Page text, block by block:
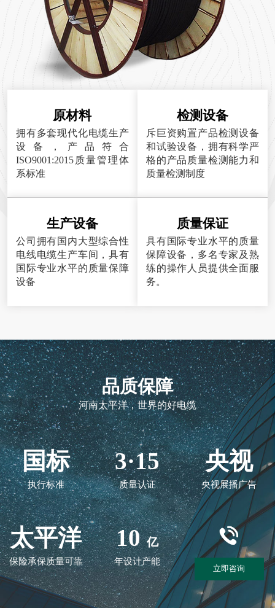
原材料
拥有多套现代化电缆生产
设备，产品符合
ISO9001:2015质量管理体
系标准
检测设备
斥巨资购置产品检测设备
和试验设备，拥有科学严
格的产品质量检测能力和
质量检测制度
生产设备
公司拥有国内大型综合性
电线电缆生产车间，具有
国际专业水平的质量保障
设备
质量保证
具有国际专业水平的质量
保障设备，多名专家及熟
练的操作人员提供全面服
务。
品质保障
河南太平洋，世界的好电缆
国标
执行标准
3·15
质量认证
央视
央视展播广告
太平洋
保险承保质量可靠
10 亿
年设计产能
立即咨询